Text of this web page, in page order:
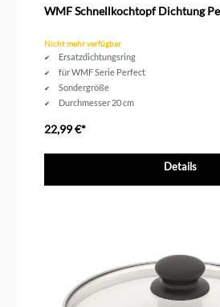
WMF Schnellkochtopf Dichtung
Nicht mehr verfügbar
Ersatzdichtungsring
für WMF Serie Perfect
Sondergröße
Durchmesser 20 cm
22,99 €*
Details